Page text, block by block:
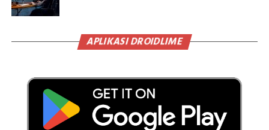
APLIKASI DROIDLIME